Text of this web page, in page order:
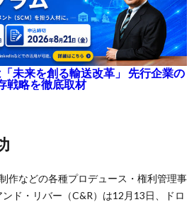
未来を創る輸送改革」 先行企業の
戦略を徹底取材
作などの各種プロデュース・権利管理事
ド・リバー（C&R）は12月13日、ドロ